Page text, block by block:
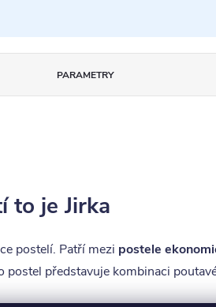
PARAMETRY
to je Jirka
postelí. Patří mezi postele
postel představuje kombinaci